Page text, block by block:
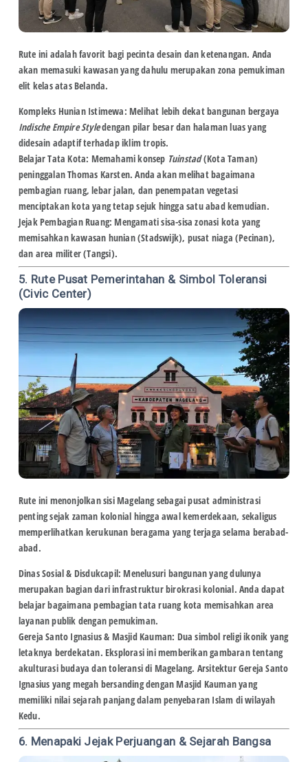
Rute ini adalah favorit bagi pecinta desain dan ketenangan. Anda
akan memasuki kawasan yang dahulu merupakan zona pemukiman
elit kelas atas Belanda.
Kompleks Hunian Istimewa: Melihat lebih dekat bangunan bergaya
Indische Empire Styledengan pilar besar dan halaman luas yang
didesain adaptif terhadap iklim tropis.
Belajar Tata Kota: Memahami konsep Tuinstad(Kota Taman)
peninggalanThomas Karsten. Anda akan melihat bagaimana
pembagian ruang, lebar jalan, dan penempatan vegetasi
menciptakan kota yang tetap sejuk hingga satu abad kemudian.
Jejak Pembagian Ruang: Mengamati sisa-sisa zonasi kota yang
memisahkan kawasan hunian (Stadswijk), pusat niaga (Pecinan),
dan area militer (Tangsi).
5. Rute Pusat Pemerintahan & Simbol Toleransi
(Civic Center)
Rute ini menonjolkan sisi Magelang sebagai pusat administrasi
penting sejak zaman kolonial hingga awal kemerdekaan, sekaligus
memperlihatkan kerukunan beragama yang terjaga selama berabad-
abad.
Dinas Sosial & Disdukcapil: Menelusuri bangunan yang dulunya
merupakan bagian dari infrastruktur birokrasi kolonial. Anda dapat
belajar bagaimana pembagian tata ruang kota memisahkan area
layanan publik dengan pemukiman.
Gereja Santo Ignasius & Masjid Kauman: Dua simbol religi ikonik yang
letaknya berdekatan. Eksplorasi ini memberikan gambaran tentang
akulturasi budaya dan toleransi di Magelang. Arsitektur Gereja Santo
Ignasius yang megah bersanding dengan Masjid Kauman yang
memiliki nilai sejarah panjang dalam penyebaran Islam di wilayah
Kedu.
6. Menapaki Jejak Perjuangan & Sejarah Bangsa